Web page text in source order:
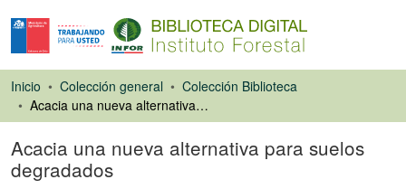
Inicio Colección general
Colección Biblioteca
Acacia una nueva alternativa para suelos degradados
Acacia una nueva alternativa para suelos
degradados